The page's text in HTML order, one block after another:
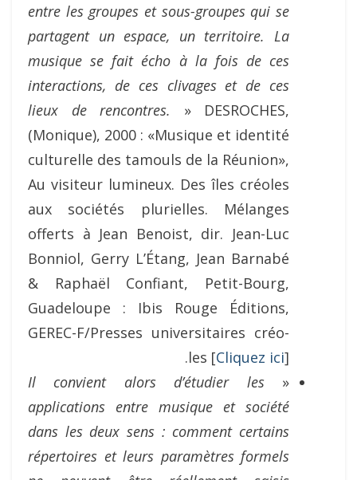
entre les groupes et sous-groupes qui se
partagent un espace, un territoire. La
musique se fait écho à la fois de ces
interactions, de ces clivages et de ces
lieux de rencontres. » DESROCHES,
(Monique), 2000 : «Musique et identité
culturelle des tamouls de la Réunion»,
Au visiteur lumineux. Des îles créoles
aux sociétés plurielles. Mélanges
offerts à Jean Benoist, dir. Jean-Luc
Bonniol, Gerry L’Étang, Jean Barnabé
& Raphaël Confiant, Petit-Bourg,
Guadeloupe : Ibis Rouge Éditions,
GEREC-F/Presses universitaires créo-
les [Cliquez ici].
«
Il convient alors d’étudier les
applications entre musique et société
dans les deux sens : comment certains
répertoires et leurs paramètres formels